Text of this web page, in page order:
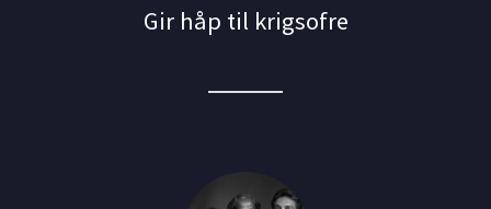
Gir håp til krigsofre